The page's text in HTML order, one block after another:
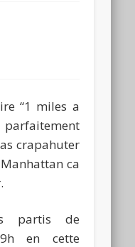
“1 miles a
crapahuter
ca
partis de
9h en cette